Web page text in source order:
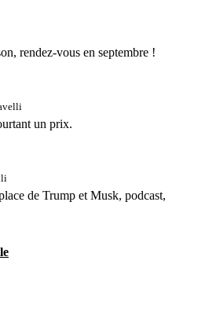
rendez-vous en septembre !
un prix.
de Trump et Musk, podcast,